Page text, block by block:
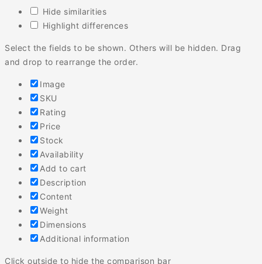
Hide similarities
Highlight differences
Select the fields to be shown. Others will be hidden. Drag
and drop to rearrange the order.
Image
SKU
Rating
Price
Stock
Availability
Add to cart
Description
Content
Weight
Dimensions
Additional information
Click outside to hide the comparison bar